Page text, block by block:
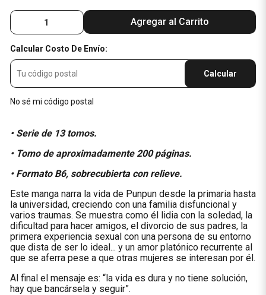
Agregar al Carrito
Calcular Costo De Envío:
Calcular
No sé mi código postal
• Serie de 13 tomos.
• Tomo de aproximadamente 200 páginas.
• Formato B6, sobrecubierta con relieve.
Este manga narra la vida de Punpun desde la primaria hasta
la universidad, creciendo con una familia disfuncional y
varios traumas. Se muestra como él lidia con la soledad, la
dificultad para hacer amigos, el divorcio de sus padres, la
primera experiencia sexual con una persona de su entorno
que dista de ser lo ideal... y un amor platónico recurrente al
que se aferra pese a que otras mujeres se interesan por él.
Al final el mensaje es: “la vida es dura y no tiene solución,
hay que bancársela y seguir”.